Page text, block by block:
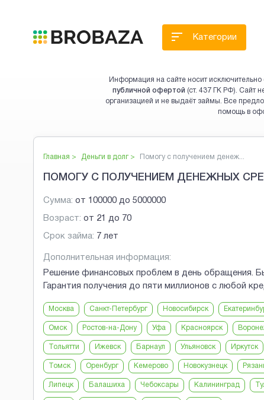
Категории
Информация на сайте носит исключительно
публичной офертой (ст. 437 ГК РФ). Сайт
организацией и не выдаёт займы. Все
помощь в
Главная > Деньги в долг> Помогу с получением денеж...
ПОМОГУ С ПОЛУЧЕНИЕМ ДЕНЕЖНЫХ
Сумма: от 100000 до 5000000
Возраст: от 21 до 70
Срок займа: 7 лет
Дополнительная информация:
Решение финансовых проблем в день обращения.
Гарантия получения до пяти миллионов с любой
Москва Санкт-Петербург Новосибирск
Омск Ростов-на-Дону Уфа Красноярск
Тольятти Ижевск Барнаул Ульяновск Иркутск
Томск Оренбург Кемерово Новокузнецк
Липецк Балашиха Чебоксары Калининград